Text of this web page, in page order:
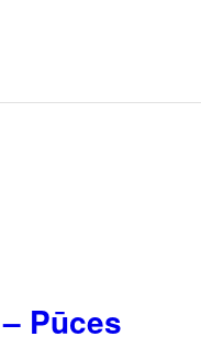
Pūces